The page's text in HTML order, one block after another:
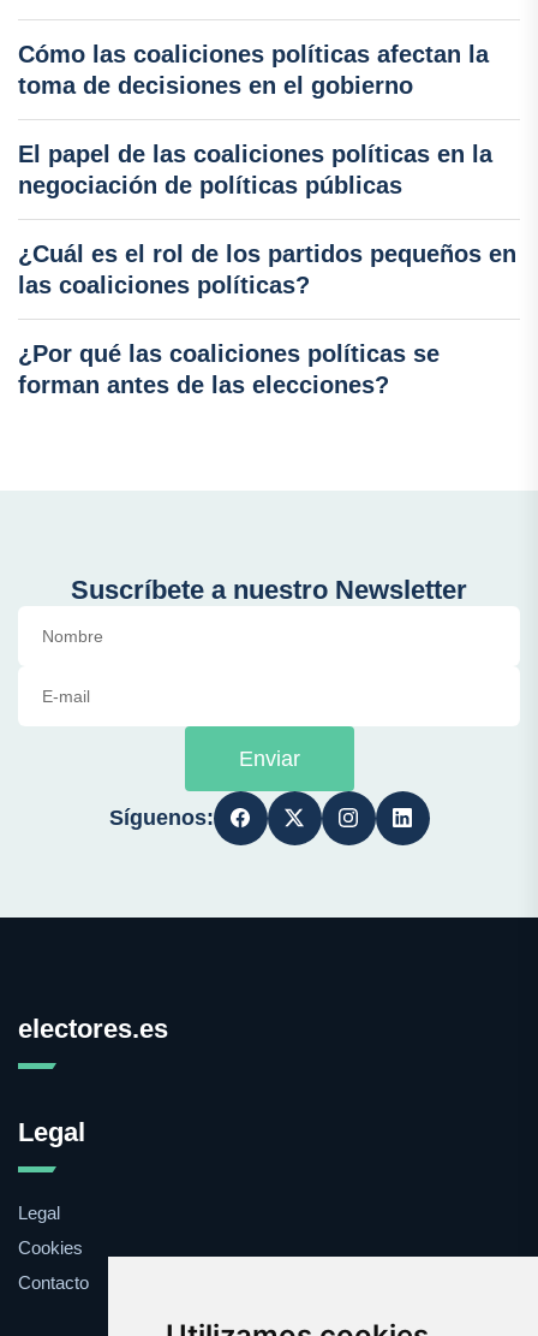
Cómo las coaliciones políticas afectan la
toma de decisiones en el gobierno
El papel de las coaliciones políticas en la
negociación de políticas públicas
¿Cuál es el rol de los partidos pequeños en
las coaliciones políticas?
¿Por qué las coaliciones políticas se
forman antes de las elecciones?
Suscríbete a nuestro Newsletter
Enviar
Síguenos:
electores.es
Legal
Legal
Cookies
Contacto